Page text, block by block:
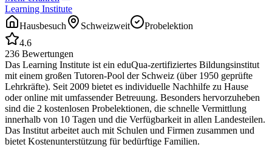
Learning Institute
Hausbesuch
Schweizweit
Probelektion
4.6
236 Bewertungen
Das Learning Institute ist ein eduQua-zertifiziertes Bildungsinstitut
mit einem großen Tutoren-Pool der Schweiz (über 1950 geprüfte
Lehrkräfte). Seit 2009 bietet es individuelle Nachhilfe zu Hause
oder online mit umfassender Betreuung. Besonders hervorzuheben
sind die 2 kostenlosen Probelektionen, die schnelle Vermittlung
innerhalb von 10 Tagen und die Verfügbarkeit in allen Landesteilen.
Das Institut arbeitet auch mit Schulen und Firmen zusammen und
bietet Kostenunterstützung für bedürftige Familien.